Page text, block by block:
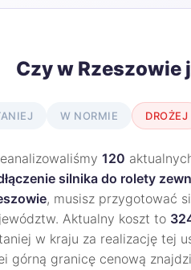
Czy w Rzeszowie
W NORMIE DROŻEJ
120
silnika do rolety
, musisz przygotować
Aktualny koszt to
w kraju za realizację tej
górną granicę cenową